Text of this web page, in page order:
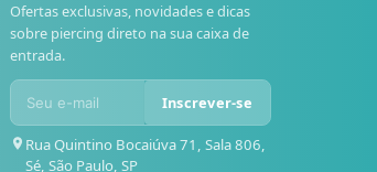
Ofertas exclusivas, novidades e dicas
sobre piercing direto na sua caixa de
entrada.
Inscrever-se
Rua Quintino Bocaiúva 71, Sala 806,
Sé, São Paulo, SP